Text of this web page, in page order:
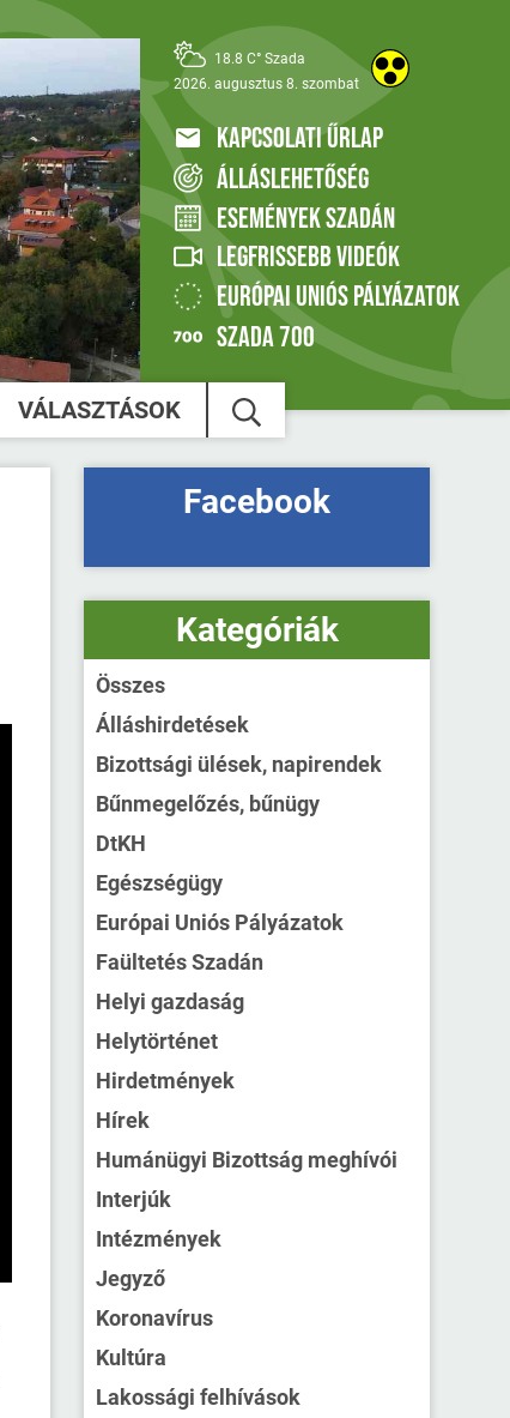
18.8 C° Szada
2026. augusztus 8. szombat
KAPCSOLATI ŰRLAP
ÁLLÁSLEHETŐSÉG
ESEMÉNYEK SZADÁN
LEGFRISSEBB VIDEÓK
EURÓPAI UNIÓS PÁLYÁZATOK
SZADA 700
VÁLASZTÁSOK
Facebook
Kategóriák
Összes
Álláshirdetések
Bizottsági ülések, napirendek
Bűnmegelőzés, bűnügy
DtKH
Egészségügy
Európai Uniós Pályázatok
Faültetés Szadán
Helyi gazdaság
Helytörténet
Hirdetmények
Hírek
Humánügyi Bizottság meghívói
Interjúk
Intézmények
Jegyző
Koronavírus
Kultúra
Lakossági felhívások